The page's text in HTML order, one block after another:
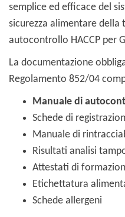
semplice ed efficace del
sicurezza alimentare
autocontrollo HACCP per
La documentazione
Regolamento 852/04
Manuale di
Schede di
Manuale di
Risultati analisi
Attestati di
Etichettatura
Schede allergeni